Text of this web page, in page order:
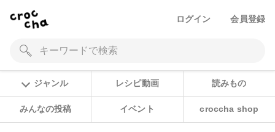
ログイン 会員登録
ジャンル レシピ動画 読みもの
みんなの投稿 イベント croccha shop